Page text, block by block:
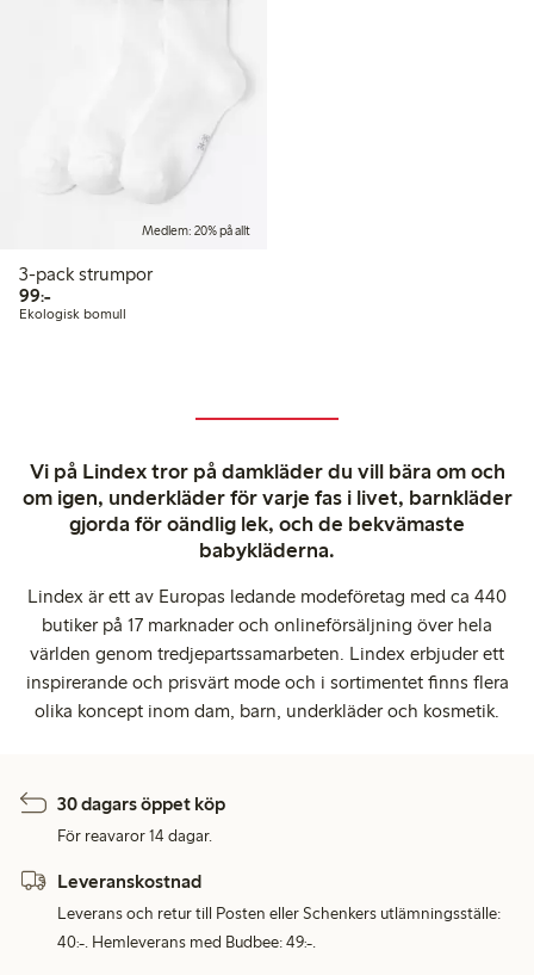
Medlem: 20% på allt
3-pack strumpor
99:-99,00 kr
Ekologisk bomull
Vi på Lindex tror på damkläder du vill bära om och
om igen, underkläder för varje fas i livet, barnkläder
gjorda för oändlig lek, och de bekvämaste
babykläderna.
Lindex är ett av Europas ledande modeföretag med ca 440
butiker på 17 marknader och onlineförsäljning över hela
världen genom tredjepartssamarbeten. Lindex erbjuder ett
inspirerande och prisvärt mode och i sortimentet finns flera
olika koncept inom dam, barn, underkläder och kosmetik.
30 dagars öppet köp
För reavaror 14 dagar.
Leveranskostnad
Leverans och retur till Posten eller Schenkers utlämningsställe:
40:-. Hemleverans med Budbee: 49:-.